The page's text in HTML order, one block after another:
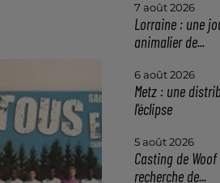
7 août 2026
Lorraine : une
animalier de...
6 août 2026
Metz : une
l’éclipse
5 août 2026
Casting de
recherche de...